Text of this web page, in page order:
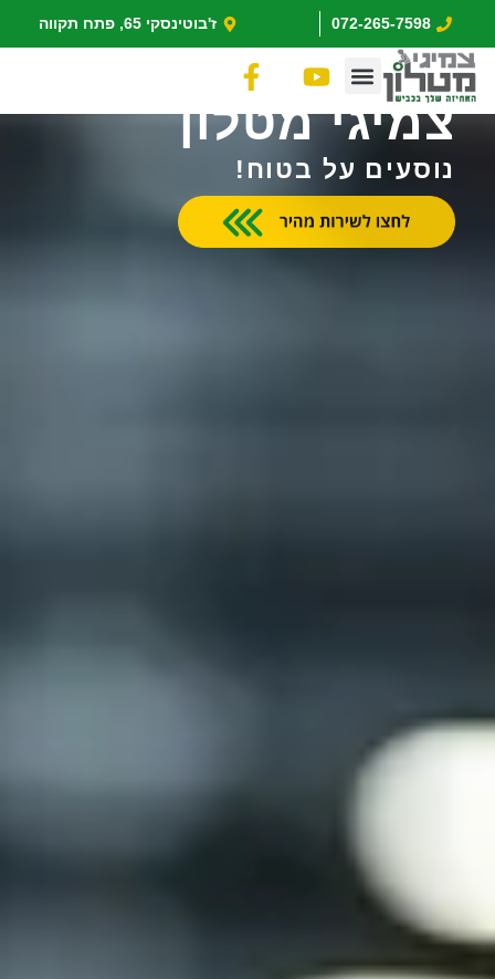
072-265-7598 ז'בוטינסקי 65, פתח תקווה
Y
o
u
t
u
b
e
F
a
c
e
b
o
o
k
צמיגי מטלון
נוסעים על בטוח!